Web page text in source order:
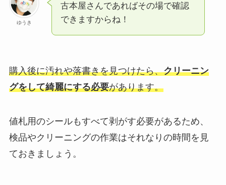
ゆうき
古本屋さんであればその場で確認
できますからね！
購入後に汚れや落書きを見つけたら、クリーニン
グをして綺麗にする必要があります。
値札用のシールもすべて剥がす必要があるため、
検品やクリーニングの作業はそれなりの時間を見
ておきましょう。